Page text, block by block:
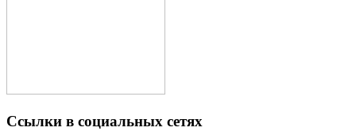
Ссылки в социальных сетях